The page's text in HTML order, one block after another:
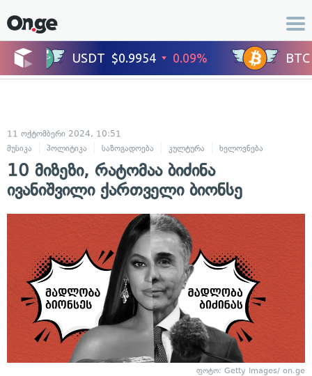
11 ოქტომბერი 2024, 10:51
მუსიკა
პოლიტიკა საზოგადოება კულტურა ხელოვნება
10 მიზეზი, რატომაა ბიძინა
ივანიშვილი ქართველი ბიონსე
ფოტო: Getty Images/ on.ge